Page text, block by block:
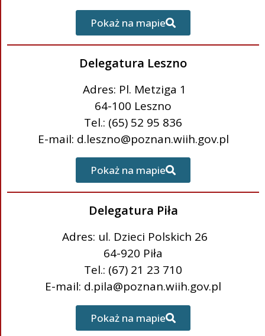
Pokaż na mapie
Delegatura Leszno
Adres: Pl. Metziga 1
64-100 Leszno
Tel.: (65) 52 95 836
E-mail: d.leszno@poznan.wiih.gov.pl
Pokaż na mapie
Delegatura Piła
Adres: ul. Dzieci Polskich 26
64-920 Piła
Tel.: (67) 21 23 710
E-mail: d.pila@poznan.wiih.gov.pl
Pokaż na mapie